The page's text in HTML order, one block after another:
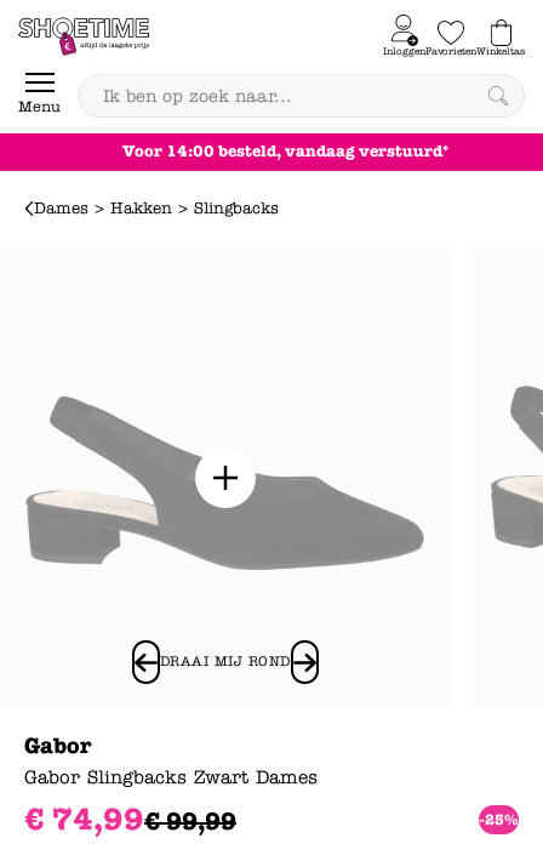
Skip to content
Menu
InloggenFavorietenWinkeltas
0
Voor 14:00 besteld, vandaag verstuurd*
Dames > Hakken > Slingbacks
DRAAI MIJ ROND
Gabor
Gabor Slingbacks Zwart Dames
€ 74,99€ 99,99 -25%